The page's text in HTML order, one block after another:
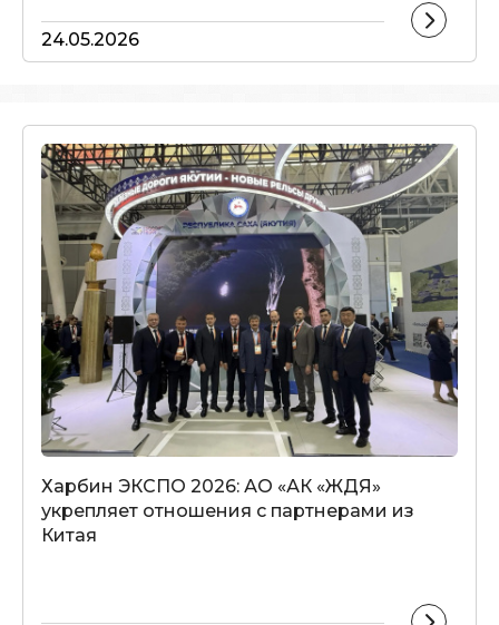
24.05.2026
Харбин ЭКСПО 2026: АО «АК «ЖДЯ»
укрепляет отношения с партнерами из
Китая